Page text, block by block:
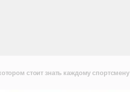
стоит знать каждому спортсмену